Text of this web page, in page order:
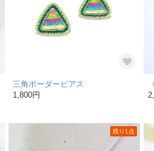
三角ボーダーピアス
1,800円
残り1点